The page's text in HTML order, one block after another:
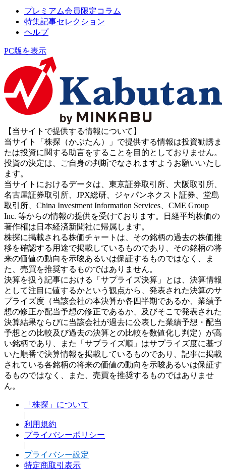
プレミアム会員限定コラム
特集記事セレクション
ヘルプ
PC版を表示
【当サイトで提供する情報について】
当サイト「株探（かぶたん）」で提供する情報は投資勧誘ま
たは投資に関する助言をすることを目的としておりません。
投資の決定は、ご自身の判断でなされますようお願いいたし
ます。
当サイトにおけるデータは、東京証券取引所、大阪取引所、
名古屋証券取引所、JPX総研、ジャパンネクスト証券、堂島
取引所、China Investment Information Services、CME Group
Inc. 等からの情報の提供を受けております。日経平均株価の
著作権は日本経済新聞社に帰属します。
株探に掲載される株価チャートは、その銘柄の過去の株価推
移を確認する用途で掲載しているものであり、その銘柄の将
来の価値の動向を示唆あるいは保証するものではなく、ま
た、売買を推奨するものではありません。
決算を扱う記事における「サプライズ決算」とは、決算情報
として注目に値するかという観点から、発表された決算のサ
プライズ度（当該会社の本決算か各四半期であるか、業績予
想の修正か配当予想の修正であるか、及びそこで発表された
決算結果ならびに当該会社が過去に公表した業績予想・配当
予想との比較及び過去の決算との比較を数値化し判定）が高
い銘柄であり、また「サプライズ順」はサプライズ度に基づ
いた順番で決算情報を掲載しているものであり、記事に掲載
されている各銘柄の将来の価値の動向を示唆あるいは保証す
るものではなく、また、売買を推奨するものではありませ
ん。
「株探」について
|
利用規約
プライバシーポリシー
|
プライバシー設定
特定商取引表示